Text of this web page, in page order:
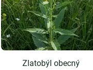
Zlatobýl obecný